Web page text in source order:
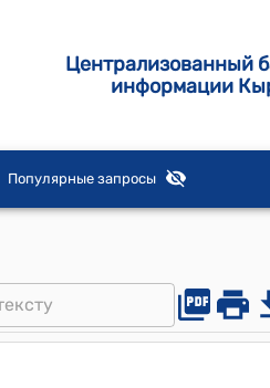
Централизованный
информации
Популярные запросы